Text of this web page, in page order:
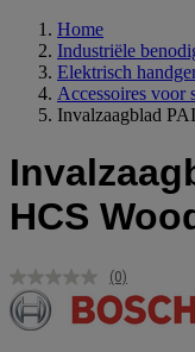
Home
Industriële
Elektrisch
Accessoires voor
Invalzaagblad
HCS
Geen
Dezelfde
(0)